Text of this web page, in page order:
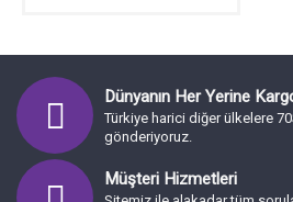
Dünyanın Her Yerine
Türkiye harici diğer ülkelere
gönderiyoruz.
Müşteri Hizmetleri